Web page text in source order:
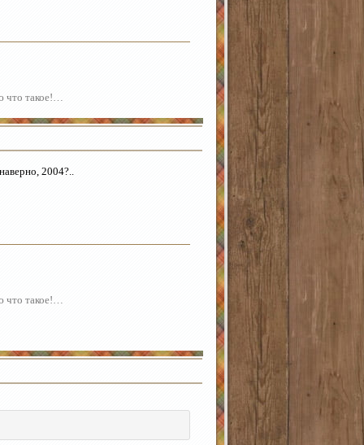
что такое!…
2004?..
что такое!…